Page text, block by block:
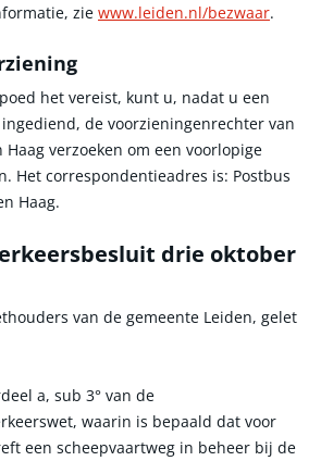
zie www.leiden.nl/bezwaar.
het vereist, kunt u, nadat u een
de voorzieningenrechter van
verzoeken om een voorlopige
Het correspondentieadres is: Postbus
Haag.
drie oktober
van de gemeente Leiden, gelet
a, sub 3° van de
waarin is bepaald dat voor
een scheepvaartweg in beheer bij de